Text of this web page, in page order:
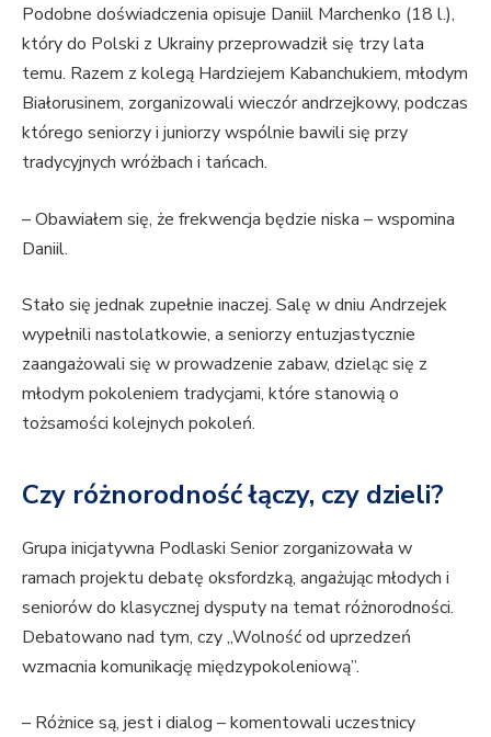
Podobne doświadczenia opisuje Daniil Marchenko (18 l.),
który do Polski z Ukrainy przeprowadził się trzy lata
temu. Razem z kolegą Hardziejem Kabanchukiem, młodym
Białorusinem, zorganizowali wieczór andrzejkowy, podczas
którego seniorzy i juniorzy wspólnie bawili się przy
tradycyjnych wróżbach i tańcach.
– Obawiałem się, że frekwencja będzie niska – wspomina
Daniil.
Stało się jednak zupełnie inaczej. Salę w dniu Andrzejek
wypełnili nastolatkowie, a seniorzy entuzjastycznie
zaangażowali się w prowadzenie zabaw, dzieląc się z
młodym pokoleniem tradycjami, które stanowią o
tożsamości kolejnych pokoleń.
Czy różnorodność łączy, czy dzieli?
Grupa inicjatywna Podlaski Senior zorganizowała w
ramach projektu debatę oksfordzką, angażując młodych i
seniorów do klasycznej dysputy na temat różnorodności.
Debatowano nad tym, czy „Wolność od uprzedzeń
wzmacnia komunikację międzypokoleniową”.
– Różnice są, jest i dialog – komentowali uczestnicy